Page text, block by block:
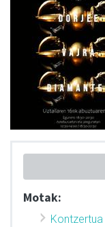
Motak:
Kontzertua